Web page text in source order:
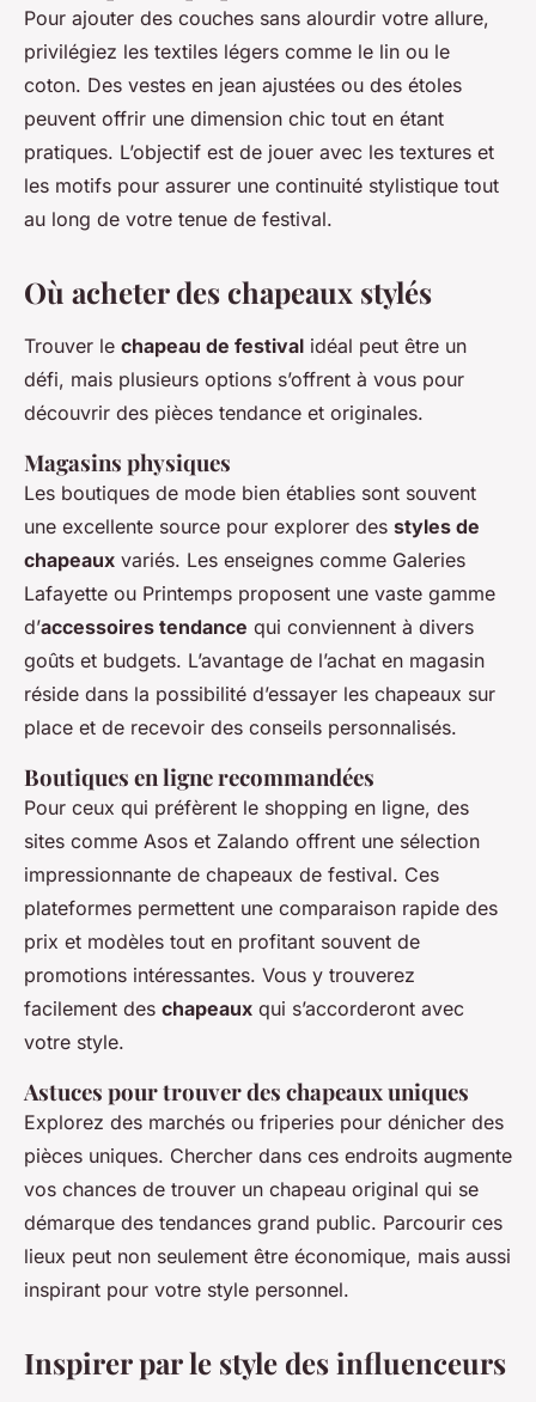
Pour ajouter des couches sans alourdir votre allure,
privilégiez les textiles légers comme le lin ou le
coton. Des vestes en jean ajustées ou des étoles
peuvent offrir une dimension chic tout en étant
pratiques. L’objectif est de jouer avec les textures et
les motifs pour assurer une continuité stylistique tout
au long de votre tenue de festival.
Où acheter des chapeaux stylés
Trouver le chapeau de festival idéal peut être un
défi, mais plusieurs options s’offrent à vous pour
découvrir des pièces tendance et originales.
Magasins physiques
Les boutiques de mode bien établies sont souvent
une excellente source pour explorer des styles de
chapeaux variés. Les enseignes comme Galeries
Lafayette ou Printemps proposent une vaste gamme
d’accessoires tendance qui conviennent à divers
goûts et budgets. L’avantage de l’achat en magasin
réside dans la possibilité d’essayer les chapeaux sur
place et de recevoir des conseils personnalisés.
Boutiques en ligne recommandées
Pour ceux qui préfèrent le shopping en ligne, des
sites comme Asos et Zalando offrent une sélection
impressionnante de chapeaux de festival. Ces
plateformes permettent une comparaison rapide des
prix et modèles tout en profitant souvent de
promotions intéressantes. Vous y trouverez
facilement des chapeaux qui s’accorderont avec
votre style.
Astuces pour trouver des chapeaux uniques
Explorez des marchés ou friperies pour dénicher des
pièces uniques. Chercher dans ces endroits augmente
vos chances de trouver un chapeau original qui se
démarque des tendances grand public. Parcourir ces
lieux peut non seulement être économique, mais aussi
inspirant pour votre style personnel.
Inspirer par le style des influenceurs